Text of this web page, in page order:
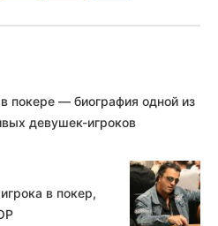
покере — биография одной из
девушек-игроков
в покер,